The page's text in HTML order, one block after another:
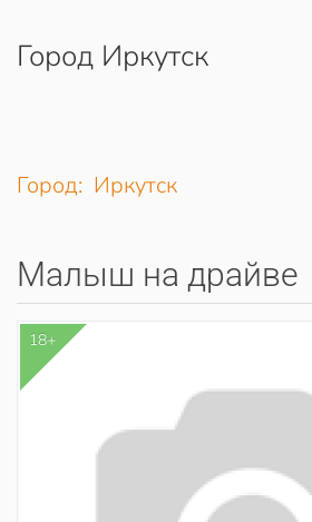
Перейти к содержимому
Город Иркутск
Город: Иркутск
Малыш на драйве
18+